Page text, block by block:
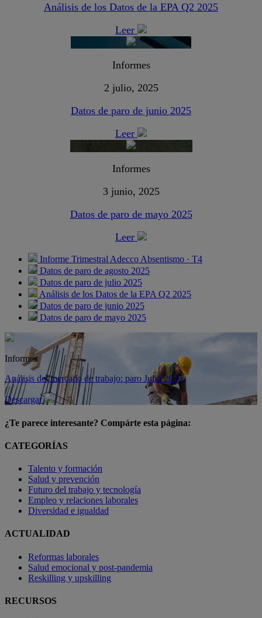
Análisis de los Datos de la EPA Q2 2025
Leer
Informes
2 julio, 2025
Datos de paro de junio 2025
Leer
Informes
3 junio, 2025
Datos de paro de mayo 2025
Leer
Informe Trimestral Adecco Absentismo · T4
Datos de paro de agosto 2025
Datos de paro de julio 2025
Análisis de los Datos de la EPA Q2 2025
Datos de paro de junio 2025
Datos de paro de mayo 2025
Informes
Análisis del mercado de trabajo: paro Julio 2026
Descargar
¿Te parece interesante? Compárte esta página:
CATEGORÍAS
Talento y formación
Salud y prevención
Futuro del trabajo y tecnología
Empleo y relaciones laborales
Diversidad e igualdad
ACTUALIDAD
Reformas laborales
Salud emocional y post-pandemia
Reskilling y upskilling
RECURSOS